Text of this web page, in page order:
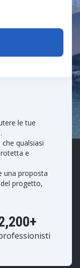
le tue
qualsiasi
e
una proposta
progetto,